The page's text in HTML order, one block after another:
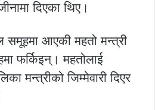
दिएका थिए।
समूहमा आएकी महतो मन्त्री
फर्किइन्। महतोलाई
मन्त्रीको जिम्मेवारी दिएर